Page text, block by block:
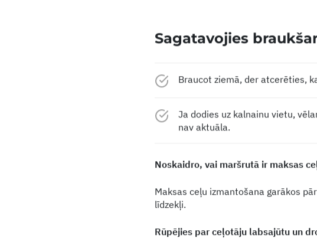
Sagatavojies
Braucot ziemā, der atcerēties,
Ja dodies uz kalnainu vietu,
nav aktuāla.
Noskaidro, vai maršrutā ir maksas
Maksas ceļu izmantošana garākos
līdzekļi.
Rūpējies par ceļotāju labsajūtu un